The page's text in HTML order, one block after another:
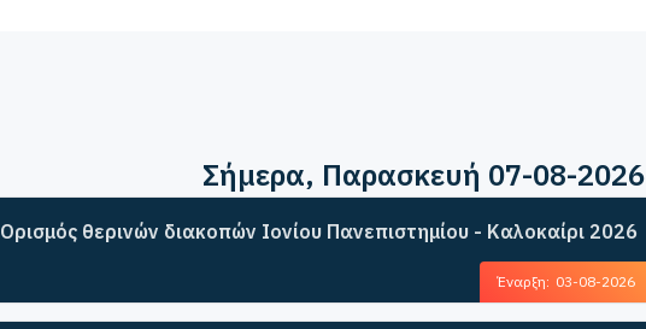
Σήμερα, Παρασκευή 07-08-2026
Ορισμός θερινών διακοπών Ιονίου Πανεπιστημίου - Καλοκαίρι 2026
Έναρξη: 03-08-2026